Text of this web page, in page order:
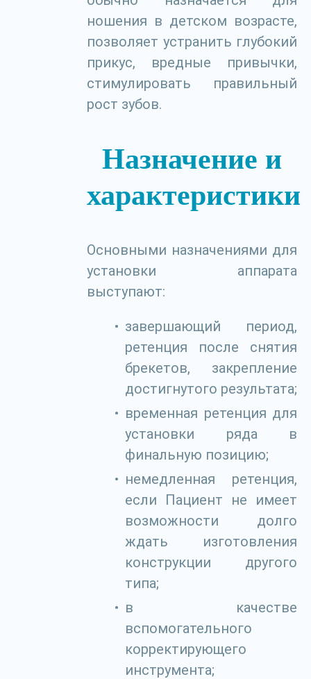
ношения в детском возрасте,
позволяет устранить глубокий
прикус, вредные привычки,
стимулировать правильный
рост зубов.
Назначение и
характеристики
Основными назначениями для
установки аппарата
выступают:
завершающий период,
ретенция после снятия
брекетов, закрепление
достигнутого результата;
временная ретенция для
установки ряда в
финальную позицию;
немедленная ретенция,
если Пациент не имеет
возможности долго
ждать изготовления
конструкции другого
типа;
в качестве
вспомогательного
корректирующего
инструмента;